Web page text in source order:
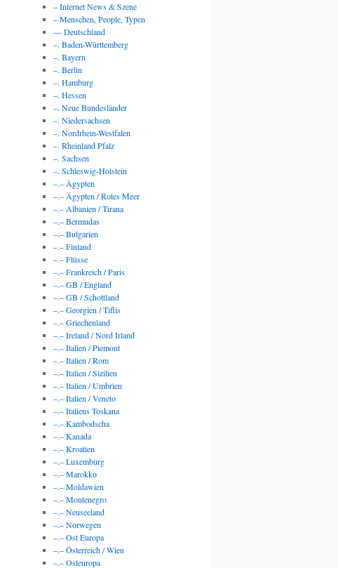
– Internet News & Szene
– Menschen, People, Typen
— Deutschland
–. Baden-Württemberg
–. Bayern
–. Berlin
–. Hamburg
–. Hessen
–. Neue Bundesländer
–. Niedersachsen
–. Nordrhein-Westfalen
–. Rheinland Pfalz
–. Sachsen
–. Schleswig-Holstein
–.– Ägypten
–.– Ägypten / Rotes Meer
–.– Albanien / Tirana
–.– Bermudas
–.– Bulgarien
–.– Finland
–.– Flüsse
–.– Frankreich / Paris
–.– GB / England
–.– GB / Schottland
–.– Georgien / Tiflis
–.– Griechenland
–.– Ireland / Nord Irland
–.– Italien / Piemont
–.– Italien / Rom
–.– Italien / Sizilien
–.– Italien / Umbrien
–.– Italien / Veneto
–.– Italiens Toskana
–.– Kambodscha
–.– Kanada
–.– Kroatien
–.– Luxemburg
–.– Marokko
–.– Moldawien
–.– Montenegro
–.– Neuseeland
–.– Norwegen
–.– Ost Europa
–.– Österreich / Wien
–.– Osteuropa